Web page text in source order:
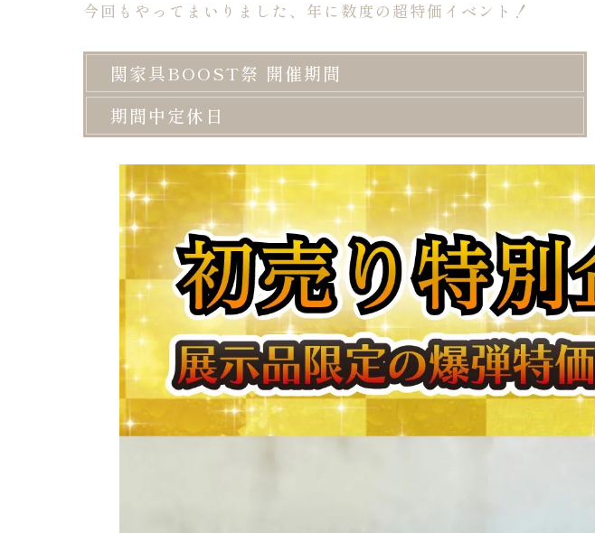
今回もやってまいりました、年に数度の超特価イベント！
関家具BOOST祭 開催期間
期間中定休日